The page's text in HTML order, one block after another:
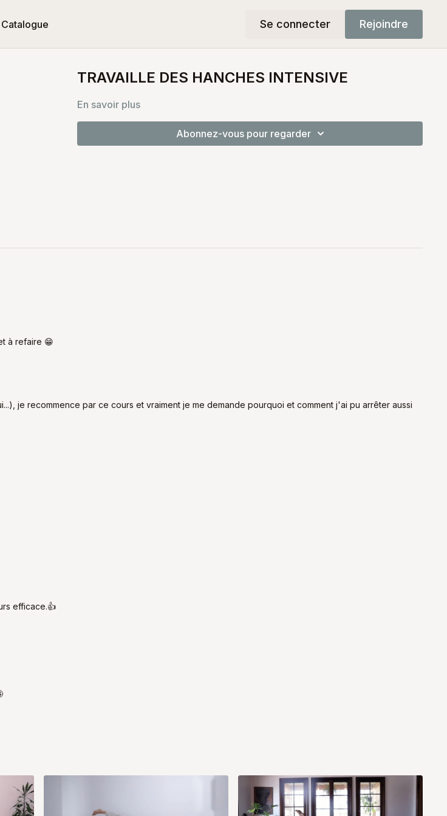
Catalogue Se connecter Rejoindre
TRAVAILLE DES HANCHES INTENSIVE
En savoir plus
Abonnez-vous pour regarder
à refaire 😁
je recommence par ce cours et vraiment je me demande pourquoi et comment j'ai pu arrêter aussi
efficace.👍